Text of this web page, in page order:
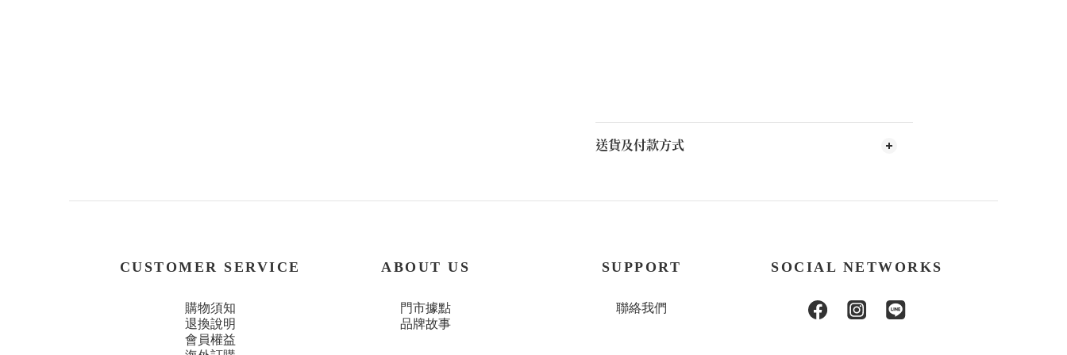
送貨及付款方式
CUSTOMER SERVICE
購物須知
退換說明
會員權益
ABOUT US
門市據點
品牌故事
SUPPORT
聯絡我們
SOCIAL NETWORKS